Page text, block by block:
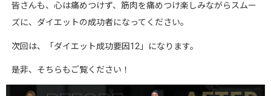
皆さんも、心は痛めつけず、筋肉を痛めつけ楽しみながらスムー
ズに、ダイエットの成功者になってください。
次回は、「ダイエット成功要因12 」になります。
是非、そちらもご覧ください！